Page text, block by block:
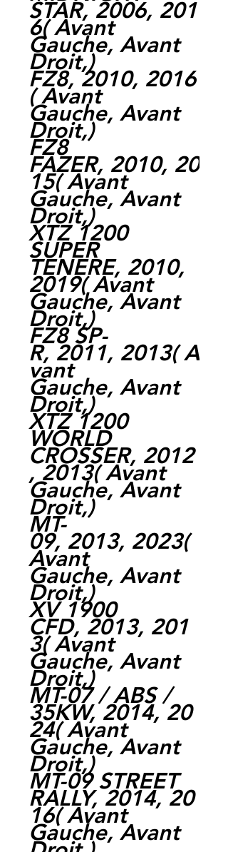
STAR, 2006, 201
6( Avant
Gauche, Avant
Droit,)
FZ8, 2010, 2016
( Avant
Gauche, Avant
Droit,)
FZ8
FAZER, 2010, 20
15( Avant
Gauche, Avant
Droit,)
XTZ 1200
SUPER
TENERE, 2010,
2019( Avant
Gauche, Avant
Droit,)
FZ8 SP-
R, 2011, 2013( A
vant
Gauche, Avant
Droit,)
XTZ 1200
WORLD
CROSSER, 2012
, 2013( Avant
Gauche, Avant
Droit,)
MT-
09, 2013, 2023(
Avant
Gauche, Avant
Droit,)
XV 1900
CFD, 2013, 201
3( Avant
Gauche, Avant
Droit,)
MT-07 / ABS /
35KW, 2014, 20
24( Avant
Gauche, Avant
Droit,)
MT-09 STREET
RALLY, 2014, 20
16( Avant
Gauche, Avant